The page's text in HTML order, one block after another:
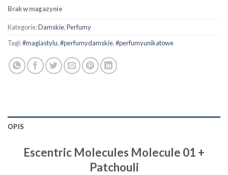
Brak w magazynie
Kategorie:Damskie,Perfumy
Tagi:#magiastylu,#perfumydamskie,#perfumyunikatowe
OPIS
Escentric Molecules Molecule 01 +
Patchouli